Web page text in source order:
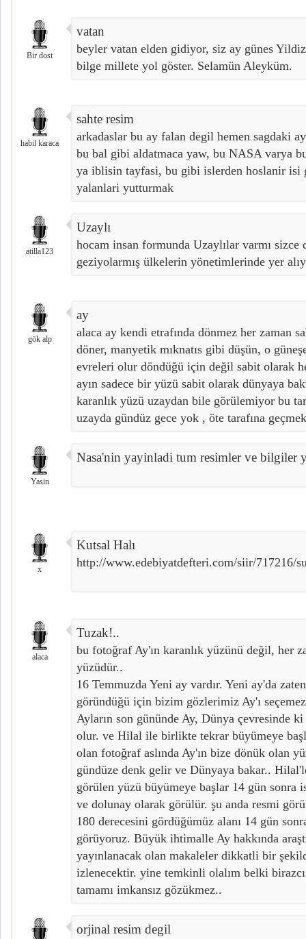
Bir dost
vatan
beyler vatan elden gidiyor, siz ay günes
bilge millete yol göster. Selamün Aleyküm.
habil karaca
sahte resim
arkadaslar bu ay falan degil hemen sagdaki
bu bal gibi aldatmaca yaw, bu NASA varya
ya iblisin tayfasi, bu gibi islerden hoslanir isi
yalanlari yutturmak
atilla123
Uzaylı
hocam insan formunda Uzaylılar varmı sizce
geziyolarmış ülkelerin yönetimlerinde yer
gök alp
ay
alaca ay kendi etrafında dönmez her zaman
döner, manyetik mıknatıs gibi düşün, o
evreleri olur döndüğü için değil sabit olarak
ayın sadece bir yüzü sabit olarak dünyaya
karanlık yüzü uzaydan bile görülemiyor bu
uzayda gündüz gece yok , öte tarafına
Yasin
Nasa'nin yayinladi tum resimler ve bilgiler
x
Kutsal Halı
http://www.edebiyatdefteri.com/siir/717216/
alaca
Tuzak!..
bu fotoğraf Ay'ın karanlık yüzünü değil, her
yüzüdür..
16 Temmuzda Yeni ay vardır. Yeni ay'da
göründüğü için bizim gözlerimiz Ay'ı
Ayların son gününde Ay, Dünya çevresinde
olur. ve Hilal ile birlikte tekrar büyümeye
olan fotoğraf aslında Ay'ın bize dönük olan
gündüze denk gelir ve Dünyaya bakar..
görülen yüzü büyümeye başlar 14 gün sonra
ve dolunay olarak görülür. şu anda resmi
180 derecesini gördüğümüz alanı 14 gün
görüyoruz. Büyük ihtimalle Ay hakkında
yayınlanacak olan makaleler dikkatli bir
izlenecektir. yine temkinli olalım belki
tamamı imkansız gözükmez..
orjinal resim degil